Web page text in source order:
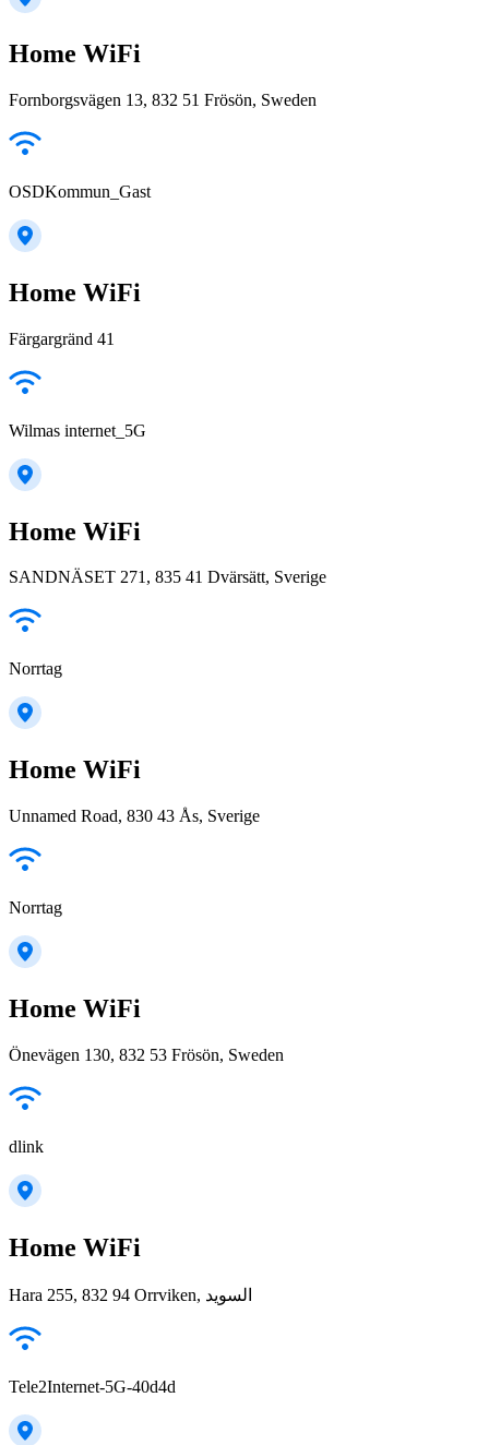
Home WiFi
Fornborgsvägen 13, 832 51 Frösön, Sweden
OSDKommun_Gast
Home WiFi
Färgargränd 41
Wilmas internet_5G
Home WiFi
SANDNÄSET 271, 835 41 Dvärsätt, Sverige
Norrtag
Home WiFi
Unnamed Road, 830 43 Ås, Sverige
Norrtag
Home WiFi
Önevägen 130, 832 53 Frösön, Sweden
dlink
Home WiFi
Hara 255, 832 94 Orrviken, السويد
Tele2Internet-5G-40d4d